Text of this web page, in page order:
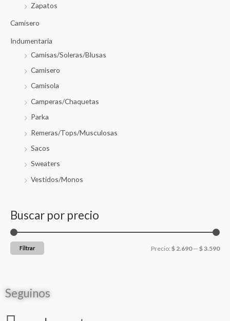
Zapatos
Camisero
Indumentaria
Camisas/Soleras/Blusas
Camisero
Camisola
Camperas/Chaquetas
Parka
Remeras/Tops/Musculosas
Sacos
Sweaters
Vestidos/Monos
Buscar por precio
Filtrar Precio: $ 2.690— $ 3.590
Seguinos